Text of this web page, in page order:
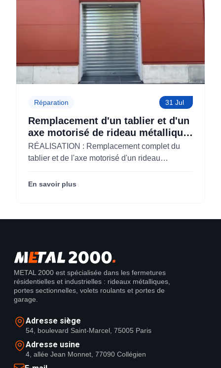
Réparation 31 Jul
Remplacement d'un tablier et d'un
axe motorisé de rideau métallique
pour M'CHADAL (Optical Center)
(95)
RÉALISATION : Remplacement complet du
tablier et de l'axe motorisé d'un rideau
Center) (95290).
En savoir plus
METAL 2000 est spécialisée dans les fermetures
résidentielles et industrielles : rideaux métalliques,
portes sectionnelles, volets roulants et portes de
garage.
Adresse siège
54, boulevard Saint-Marcel, 75005 Paris
Adresse usine
4, allée Jean Monnet, 77090 Collégien